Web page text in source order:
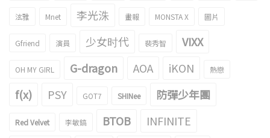
泫雅 Mnet 李光洙 畫報 MONSTA X 圖片
Gfriend 演員 少女时代 裴秀智 VIXX
OH MY GIRL G-dragon AOA iKON 熱戀
f(x) PSY GOT7 SHINee 防彈少年團
Red Velvet 李敏鎬 BTOB
INFINITE